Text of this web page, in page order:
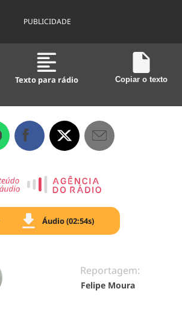
PUBLICIDADE
Texto para rádio Copiar o texto
Áudio (02:54s)
Reportagem:
Felipe Moura